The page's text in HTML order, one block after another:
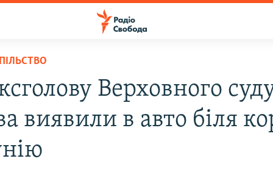
Верховного
виявили в авто біля